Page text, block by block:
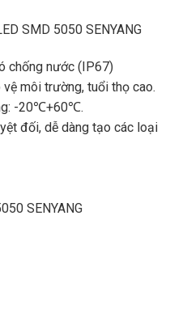
SMD 5050 SENYANG
chống nước (IP67)
môi trường, tuổi thọ cao.
-20℃+60℃.
đối, dễ dàng tạo các loại
SENYANG